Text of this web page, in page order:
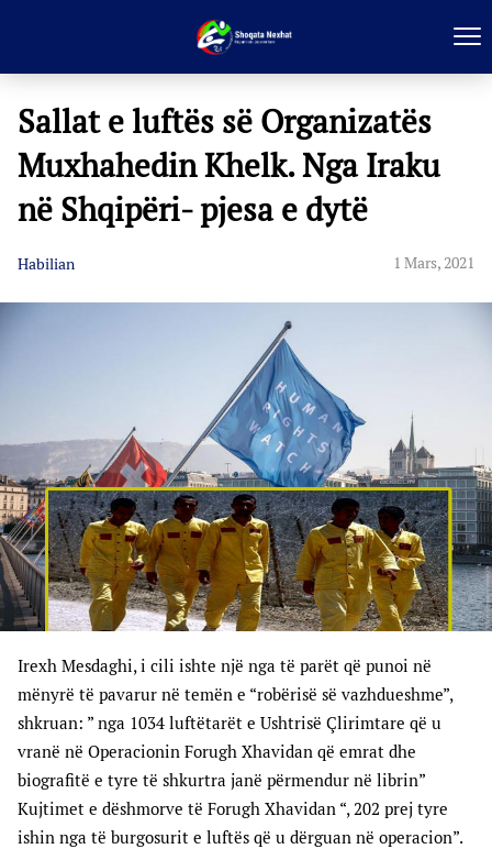
Sallat e luftës së Organizatës
Muxhahedin Khelk. Nga Iraku
në Shqipëri- pjesa e dytë
Habilian 1 Mars, 2021
Irexh Mesdaghi, i cili ishte një nga të parët që punoi në
mënyrë të pavarur në temën e “robërisë së vazhdueshme”,
shkruan: ” nga 1034 luftëtarët e Ushtrisë Çlirimtare që u
vranë në Operacionin Forugh Xhavidan që emrat dhe
biografitë e tyre të shkurtra janë përmendur në librin”
Kujtimet e dëshmorve të Forugh Xhavidan “, 202 prej tyre
ishin nga të burgosurit e luftës që u dërguan në operacion”.